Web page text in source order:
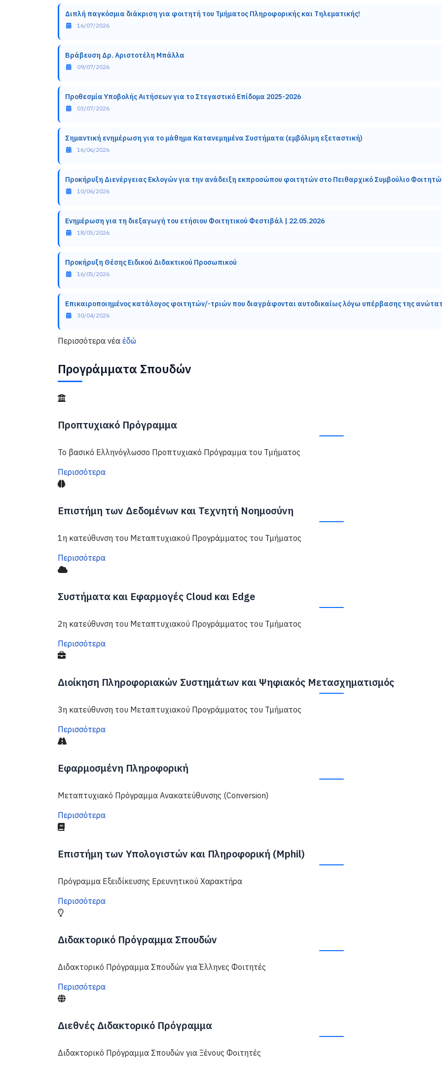
Διπλή παγκόσμια διάκριση για φοιτητή του Τμήματος Πληροφορικής και Τηλεματικής!
Λεπτομέρειες
16/07/2026
Βράβευση Δρ. Αριστοτέλη Μπάλλα
Λεπτομέρειες
09/07/2026
Προθεσμία Υποβολής Αιτήσεων για το Στεγαστικό Επίδομα 2025-2026
Λεπτομέρειες
03/07/2026
Σημαντική ενημέρωση για το μάθημα Κατανεμημένα Συστήματα (εμβόλιμη εξεταστική)
Λεπτομέρειες
16/06/2026
Προκήρυξη Διενέργειας Εκλογών για την ανάδειξη εκπροσώπου φοιτητών στο Πειθαρχικό Συμβούλιο
Λεπτομέρειες
10/06/2026
Ενημέρωση για τη διεξαγωγή του ετήσιου Φοιτητικού Φεστιβάλ | 22.05.2026
Λεπτομέρειες
18/05/2026
Προκήρυξη Θέσης Ειδικού Διδακτικού Προσωπικού
Λεπτομέρειες
16/05/2026
Επικαιροποιημένος κατάλογος φοιτητών/-τριών που διαγράφονται αυτοδικαίως λόγω υπέρβασης της
Λεπτομέρειες
30/04/2026
Περισσότερα νέα έδώ
Προγράμματα Σπουδών
Προπτυχιακό Πρόγραμμα
To βασικό Ελληνόγλωσσο Προπτυχιακό Πρόγραμμα του Τμήματος
Περισσότερα
Επιστήμη των Δεδομένων και Τεχνητή Νοημοσύνη
1η κατεύθυνση του Μεταπτυχιακού Προγράμματος του Τμήματος
Περισσότερα
Συστήματα και Εφαρμογές Cloud και Edge
2η κατεύθυνση του Μεταπτυχιακού Προγράμματος του Τμήματος
Περισσότερα
Διοίκηση Πληροφοριακών Συστημάτων και Ψηφιακός Μετασχηματισμός
3η κατεύθυνση του Μεταπτυχιακού Προγράμματος του Τμήματος
Περισσότερα
Εφαρμοσμένη Πληροφορική
Μεταπτυχιακό Πρόγραμμα Ανακατεύθυνσης (Conversion)
Περισσότερα
Επιστήμη των Υπολογιστών και Πληροφορική (Mphil)
Πρόγραμμα Εξειδίκευσης Ερευνητικού Χαρακτήρα
Περισσότερα
Διδακτορικό Πρόγραμμα Σπουδών
Διδακτορικό Πρόγραμμα Σπουδών για Έλληνες Φοιτητές
Περισσότερα
Διεθνές Διδακτορικό Πρόγραμμα
Διδακτορικό Πρόγραμμα Σπουδών για Ξένους Φοιτητές